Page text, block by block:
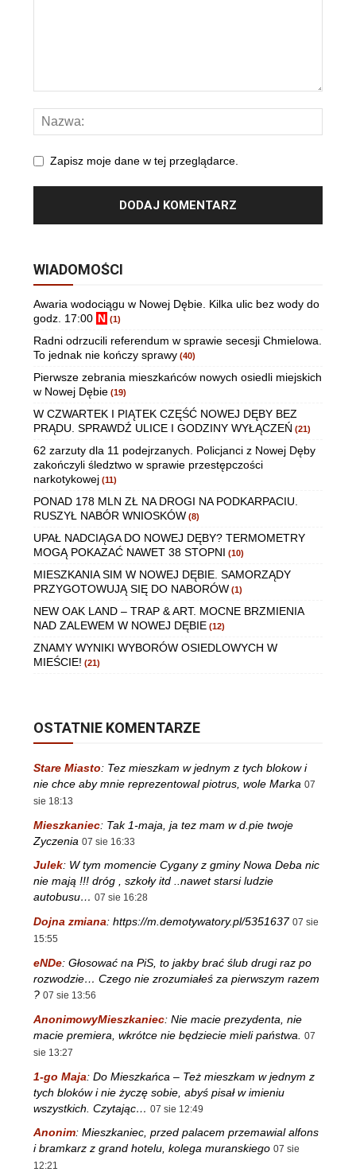
Zapisz moje dane w tej przeglądarce.
WIADOMOŚCI
Awaria wodociągu w Nowej Dębie. Kilka ulic bez wody do
godz. 17:00 N (1)
Radni odrzucili referendum w sprawie secesji Chmielowa.
To jednak nie kończy sprawy (40)
Pierwsze zebrania mieszkańców nowych osiedli miejskich
w Nowej Dębie (19)
W CZWARTEK I PIĄTEK CZĘŚĆ NOWEJ DĘBY BEZ
PRĄDU. SPRAWDŹ ULICE I GODZINY WYŁĄCZEŃ (21)
62 zarzuty dla 11 podejrzanych. Policjanci z Nowej Dęby
zakończyli śledztwo w sprawie przestępczości
narkotykowej (11)
PONAD 178 MLN ZŁ NA DROGI NA PODKARPACIU.
RUSZYŁ NABÓR WNIOSKÓW (8)
UPAŁ NADCIĄGA DO NOWEJ DĘBY? TERMOMETRY
MOGĄ POKAZAĆ NAWET 38 STOPNI (10)
MIESZKANIA SIM W NOWEJ DĘBIE. SAMORZĄDY
PRZYGOTOWUJĄ SIĘ DO NABORÓW (1)
NEW OAK LAND – TRAP & ART. MOCNE BRZMIENIA
NAD ZALEWEM W NOWEJ DĘBIE (12)
ZNAMY WYNIKI WYBORÓW OSIEDLOWYCH W
MIEŚCIE! (21)
OSTATNIE KOMENTARZE
Stare Miasto: Tez mieszkam w jednym z tych blokow i
nie chce aby mnie reprezentowal piotrus, wole Marka 07
sie 18:13
Mieszkaniec: Tak 1-maja, ja tez mam w d.pie twoje
Zyczenia 07 sie 16:33
Julek: W tym momencie Cygany z gminy Nowa Deba nic
nie mają !!! dróg , szkoły itd ..nawet starsi ludzie
autobusu… 07 sie 16:28
Dojna zmiana: https://m.demotywatory.pl/5351637 07 sie
15:55
eNDe: Głosować na PiS, to jakby brać ślub drugi raz po
rozwodzie… Czego nie zrozumiałeś za pierwszym razem
? 07 sie 13:56
AnonimowyMieszkaniec: Nie macie prezydenta, nie
macie premiera, wkrótce nie będziecie mieli państwa.
07
sie 13:27
1-go Maja: Do Mieszkańca – Też mieszkam w jednym z
tych bloków i nie życzę sobie, abyś pisał w imieniu
wszystkich. Czytając… 07 sie 12:49
Anonim: Mieszkaniec, przed palacem przemawial alfons
i bramkarz z grand hotelu, kolega muranskiego 07 sie
12:21